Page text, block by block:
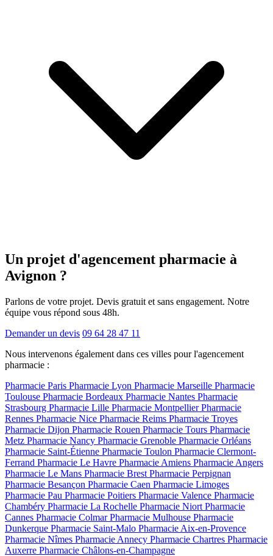
Un projet d'agencement pharmacie à
Avignon ?
Parlons de votre projet. Devis gratuit et sans engagement. Notre
équipe vous répond sous 48h.
Demander un devis 09 64 28 47 11
Nous intervenons également dans ces villes pour l'agencement
pharmacie :
Pharmacie Paris Pharmacie Lyon Pharmacie Marseille Pharmacie
Toulouse Pharmacie Bordeaux Pharmacie Nantes Pharmacie
Strasbourg Pharmacie Lille Pharmacie MontpellierPharmacie
Rennes Pharmacie Nice Pharmacie Reims Pharmacie Troyes
Pharmacie Dijon Pharmacie Rouen Pharmacie Tours Pharmacie
Metz Pharmacie Nancy Pharmacie Grenoble Pharmacie Orléans
Pharmacie Saint-Étienne Pharmacie Toulon Pharmacie Clermont-
Ferrand Pharmacie Le Havre Pharmacie Amiens Pharmacie Angers
Pharmacie Le Mans Pharmacie Brest Pharmacie Perpignan
Pharmacie Besançon Pharmacie Caen Pharmacie Limoges
Pharmacie Pau Pharmacie Poitiers Pharmacie Valence Pharmacie
Chambéry Pharmacie La Rochelle Pharmacie Niort Pharmacie
Cannes Pharmacie ColmarPharmacie Mulhouse Pharmacie
Dunkerque Pharmacie Saint-Malo Pharmacie Aix-en-Provence
Pharmacie Nîmes Pharmacie Annecy Pharmacie Chartres Pharmacie
Auxerre Pharmacie Châlons-en-Champagne